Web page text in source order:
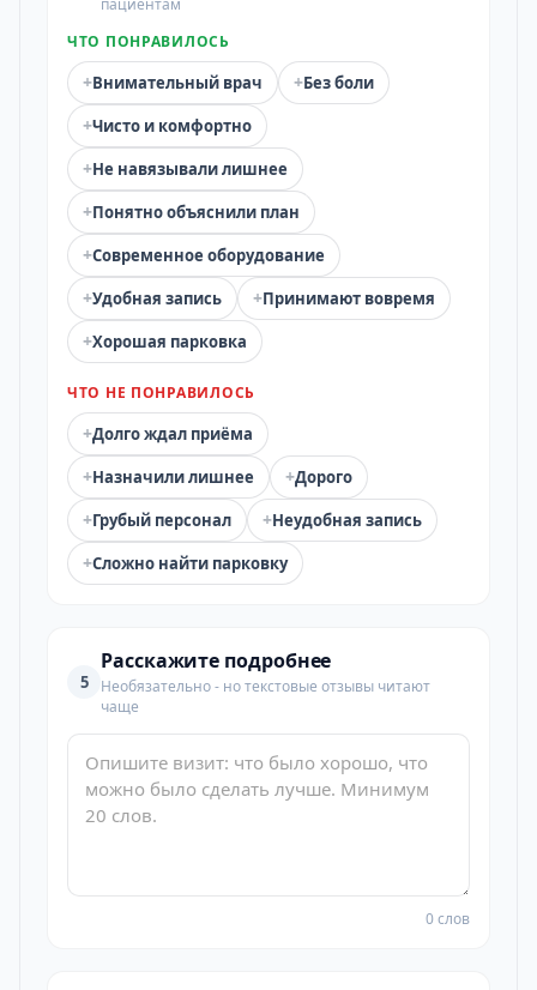
пациентам
ЧТО ПОНРАВИЛОСЬ
+Внимательный врач +Без боли
+Чисто и комфортно
+Не навязывали лишнее
+Понятно объяснили план
+Современное оборудование
+Удобная запись +Принимают вовремя
+Хорошая парковка
ЧТО НЕ ПОНРАВИЛОСЬ
+Долго ждал приёма
+Назначили лишнее +Дорого
+Грубый персонал +Неудобная запись
+Сложно найти парковку
5
Расскажите подробнее
Необязательно - но текстовые отзывы читают
чаще
0 слов